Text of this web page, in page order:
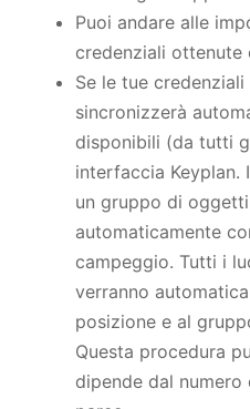
Puoi andare alle
credenziali ottenute
Se le tue
sincronizzerà
disponibili (da tutti
interfaccia Keyplan.
un gruppo di
automaticamente
campeggio. Tutti i
verranno
posizione e al
Questa procedura
dipende dal